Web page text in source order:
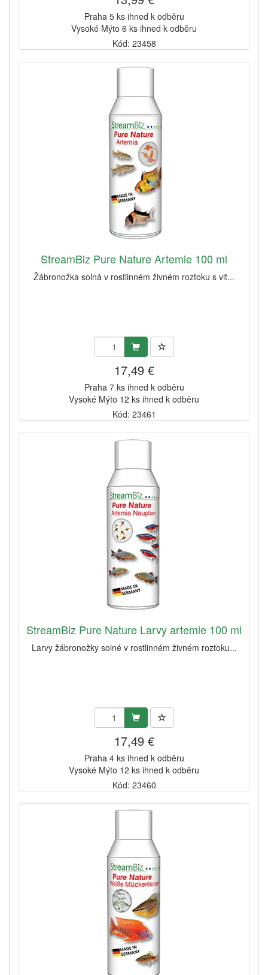
Praha 5 ks ihned k odběru
Vysoké Mýto 6 ks ihned k odběru
Kód: 23458
StreamBiz Pure Nature Artemie 100 ml
Žábronožka solná v rostlinném živném roztoku s vit...
17,49 €
Praha 7 ks ihned k odběru
Vysoké Mýto 12 ks ihned k odběru
Kód: 23461
StreamBiz Pure Nature Larvy artemie 100 ml
Larvy žábronožky solné v rostlinném živném roztoku...
17,49 €
Praha 4 ks ihned k odběru
Vysoké Mýto 12 ks ihned k odběru
Kód: 23460